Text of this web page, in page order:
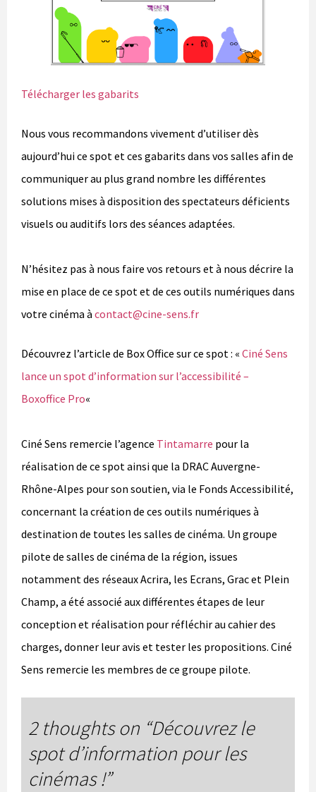
Télécharger les gabarits
Nous vous recommandons vivement d’utiliser dès
aujourd’hui ce spot et ces gabarits dans vos salles afin de
communiquer au plus grand nombre les différentes
solutions mises à disposition des spectateurs déficients
visuels ou auditifs lors des séances adaptées.
N’hésitez pas à nous faire vos retours et à nous décrire la
mise en place de ce spot et de ces outils numériques dans
votre cinéma à contact@cine-sens.fr
Découvrez l’article de Box Office sur ce spot : « Ciné Sens
lance un spot d’information sur l’accessibilité –
Boxoffice Pro«
Ciné Sens remercie l’agence Tintamarre pour la
réalisation de ce spot ainsi que la DRAC Auvergne-
Rhône-Alpes pour son soutien, via le Fonds Accessibilité,
concernant la création de ces outils numériques à
destination de toutes les salles de cinéma. Un groupe
pilote de salles de cinéma de la région, issues
notamment des réseaux Acrira, les Ecrans, Grac et Plein
Champ, a été associé aux différentes étapes de leur
conception et réalisation pour réfléchir au cahier des
charges, donner leur avis et tester les propositions. Ciné
Sens remercie les membres de ce groupe pilote.
2 thoughts on “Découvrez le
spot d’information pour les
cinémas !”